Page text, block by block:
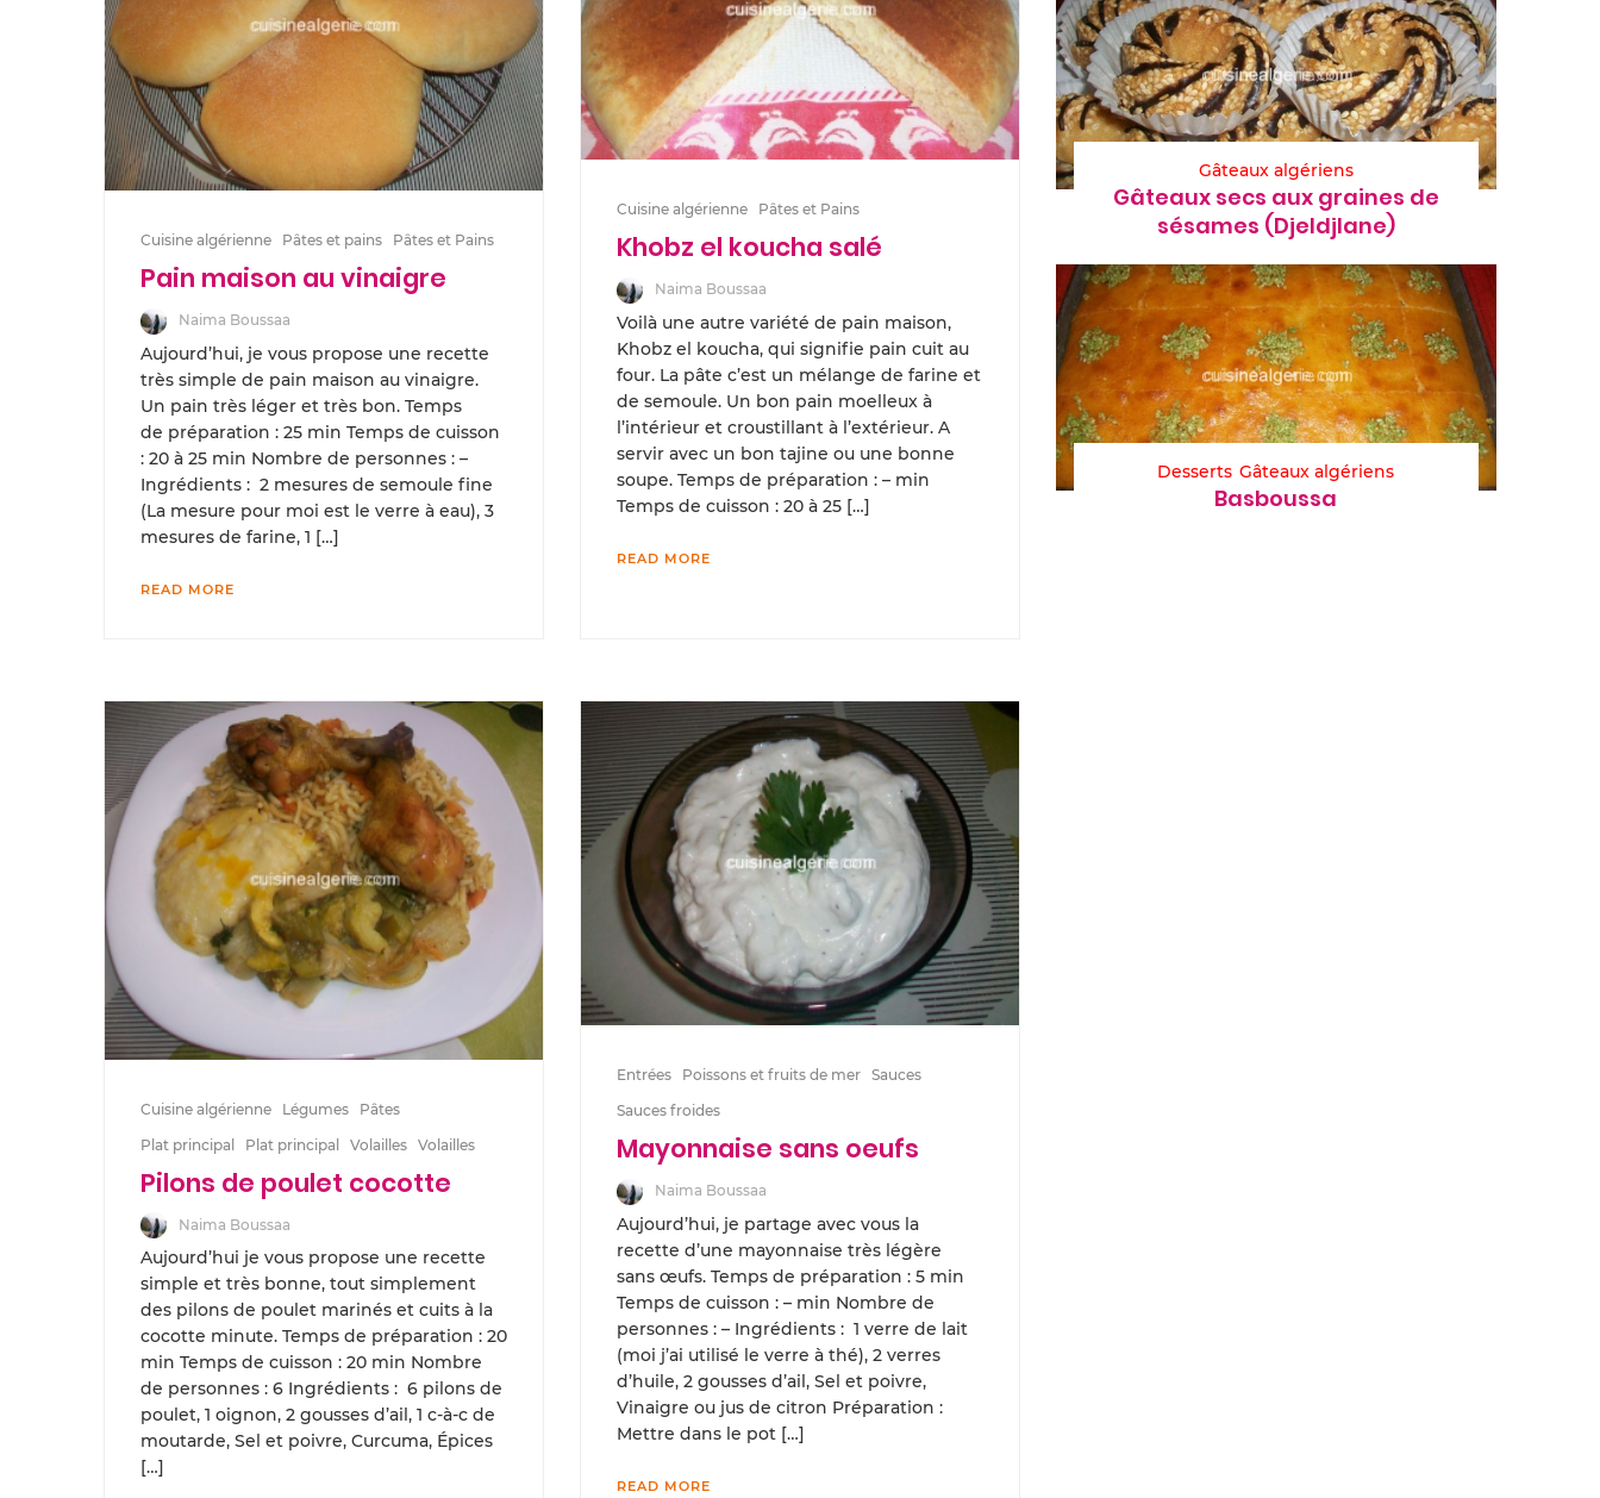
Cuisine algérienne Pâtes et pains Pâtes et Pains
Pain maison au vinaigre
Naima Boussaa
Aujourd’hui, je vous propose une recette
très simple de pain maison au vinaigre.
Un pain très léger et très bon. Temps
de préparation : 25 min Temps de cuisson
: 20 à 25 min Nombre de personnes : –
Ingrédients : 2 mesures de semoule fine
(La mesure pour moi est le verre à eau), 3
mesures de farine, 1 […]
READ MORE
Cuisine algérienne Pâtes et Pains
Khobz el koucha salé
Naima Boussaa
Voilà une autre variété de pain maison,
Khobz el koucha, qui signifie pain cuit au
four. La pâte c’est un mélange de farine et
de semoule. Un bon pain moelleux à
l’intérieur et croustillant à l’extérieur. A
servir avec un bon tajine ou une bonne
soupe. Temps de préparation : – min
Temps de cuisson : 20 à 25 […]
READ MORE
Cuisine algérienne Légumes
Pâtes
Plat principal
Plat principal Volailles Volailles
Pilons de poulet cocotte
Naima Boussaa
Aujourd’hui je vous propose une recette
simple et très bonne, tout simplement
des pilons de poulet marinés et cuits à la
cocotte minute. Temps de préparation : 20
min Temps de cuisson : 20 min Nombre
de personnes : 6 Ingrédients : 6 pilons de
poulet, 1 oignon, 2 gousses d’ail, 1 c-à-c de
moutarde, Sel et poivre, Curcuma, Épices
[…]
Entrées Poissons et fruits de mer Sauces
Sauces froides
Mayonnaise sans oeufs
Naima Boussaa
Aujourd’hui, je partage avec vous la
recette d’une mayonnaise très légère
sans œufs. Temps de préparation : 5 min
Temps de cuisson : – min Nombre de
personnes : – Ingrédients : 1 verre de lait
(moi j’ai utilisé le verre à thé), 2 verres
d’huile, 2 gousses d’ail, Sel et poivre,
Vinaigre ou jus de citron Préparation :
Mettre dans le pot […]
READ MORE
Gâteaux algériens
Gâteaux secs aux graines de
sésames (Djeldjlane)
Desserts Gâteaux algériens
Basboussa